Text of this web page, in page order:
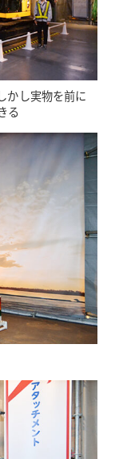
かし実物を前に
る